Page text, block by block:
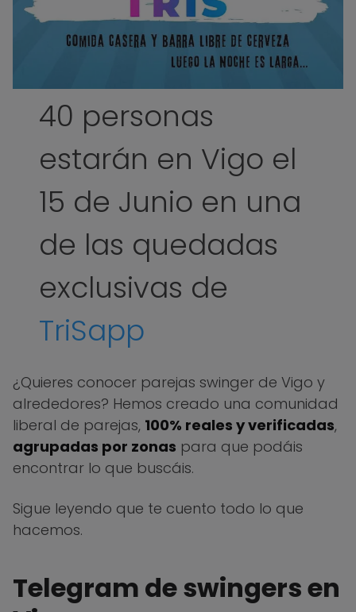
40 personas
estarán en Vigo el
15 de Junio en una
de las quedadas
exclusivas de
TriSapp
¿Quieres conocer parejas swinger de Vigo y
alrededores? Hemos creado una comunidad
liberal de parejas, 100% reales y verificadas,
agrupadas por zonas para que podáis
encontrar lo que buscáis.
Sigue leyendo que te cuento todo lo que
hacemos.
Telegram de swingers en